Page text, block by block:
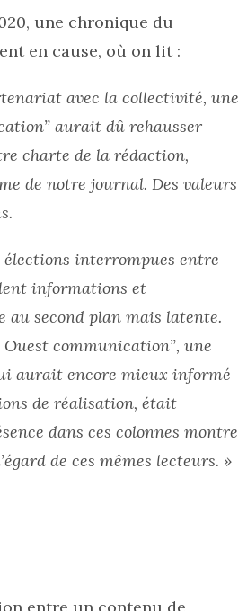
une chronique du
en cause, où on lit :
avec la collectivité, une
aurait dû rehausser
charte de la rédaction,
de notre journal. Des valeurs
élections interrompues entre
informations et
au second plan mais latente.
communication”, une
aurait encore mieux informé
de réalisation, était
dans ces colonnes montre
de ces mêmes lecteurs. »